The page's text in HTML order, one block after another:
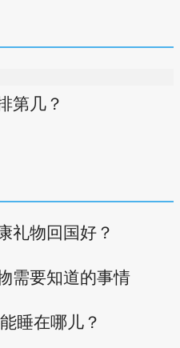
第几？
礼物回国好？
需要知道的事情
睡在哪儿？